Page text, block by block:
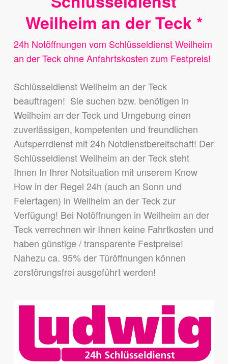
Weilheim an der Teck *
24h Notöffnungen vom Schlüsseldienst Weilheim
an der Teck ohne Anfahrtskosten zum Festpreis!
Schlüsseldienst Weilheim an der Teck
beauftragen! Sie suchen bzw. benötigen in
Weilheim an der Teck und Umgebung einen
zuverlässigen, kompetenten und freundlichen
Aufsperrdienst mit 24h Notdienstbereitschaft! Der
Schlüsseldienst Weilheim an der Teck steht
Ihnen In Ihrer Notsituation mit unserem Know
How in der Regel 24h (auch an Sonn und
Feiertagen) in Weilheim an der Teck zur
Verfügung! Bei Notöffnungen in Weilheim an der
Teck verrechnen wir Ihnen keine Fahrtkosten und
haben günstige / transparente Festpreise!
Nahezu ca. 95% der Türöffnungen können
zerstörungsfrei ausgeführt werden!